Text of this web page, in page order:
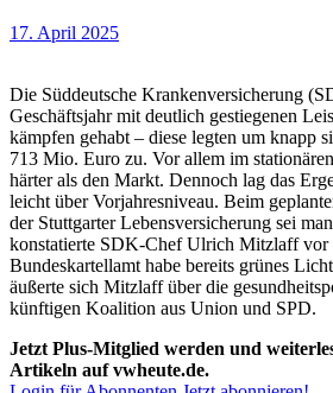
17. April 2025
Die Süddeutsche Krankenversicherung
Geschäftsjahr mit deutlich gestiegenen
kämpfen gehabt – diese legten um knapp
713 Mio. Euro zu. Vor allem im
härter als den Markt. Dennoch lag das
leicht über Vorjahresniveau. Beim
der Stuttgarter Lebensversicherung sei
konstatierte SDK-Chef Ulrich Mitzlaff vor
Bundeskartellamt habe bereits grünes
äußerte sich Mitzlaff über die
künftigen Koalition aus Union und SPD.
Jetzt Plus-Mitglied werden und
Artikeln auf vwheute.de.